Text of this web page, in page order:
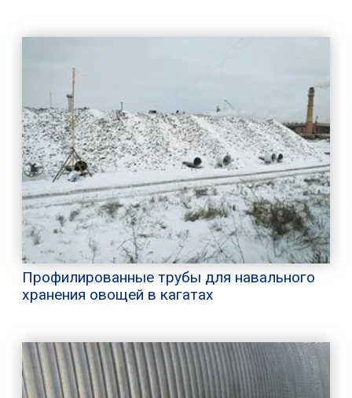
Профилированные трубы для навального
хранения овощей в кагатах